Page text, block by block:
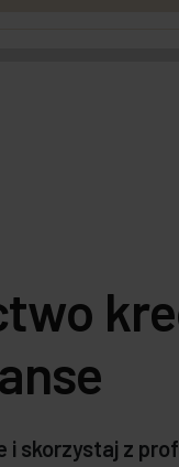
i skorzystaj z